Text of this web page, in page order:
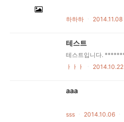
하하하 2014.11.08
테스트
ㅏㅏㅏ
2014.10.22
aaa
sss 2014.10.06